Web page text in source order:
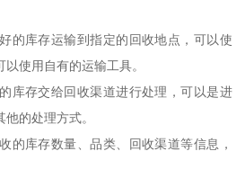
的库存运输到指定的回收地点，可以使
使用自有的运输工具。
库存交给回收渠道进行处理，可以是进
的处理方式。
的库存数量、品类、回收渠道等信息，